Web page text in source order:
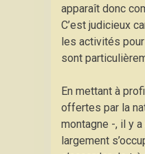
apparaît donc
C’est judicieux
les activités
sont
En mettant à
offertes par la
montagne -, il y
largement